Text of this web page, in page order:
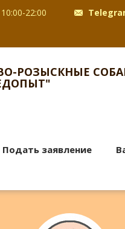
22:00
РОЗЫСКНЫЕ
Подать заявление